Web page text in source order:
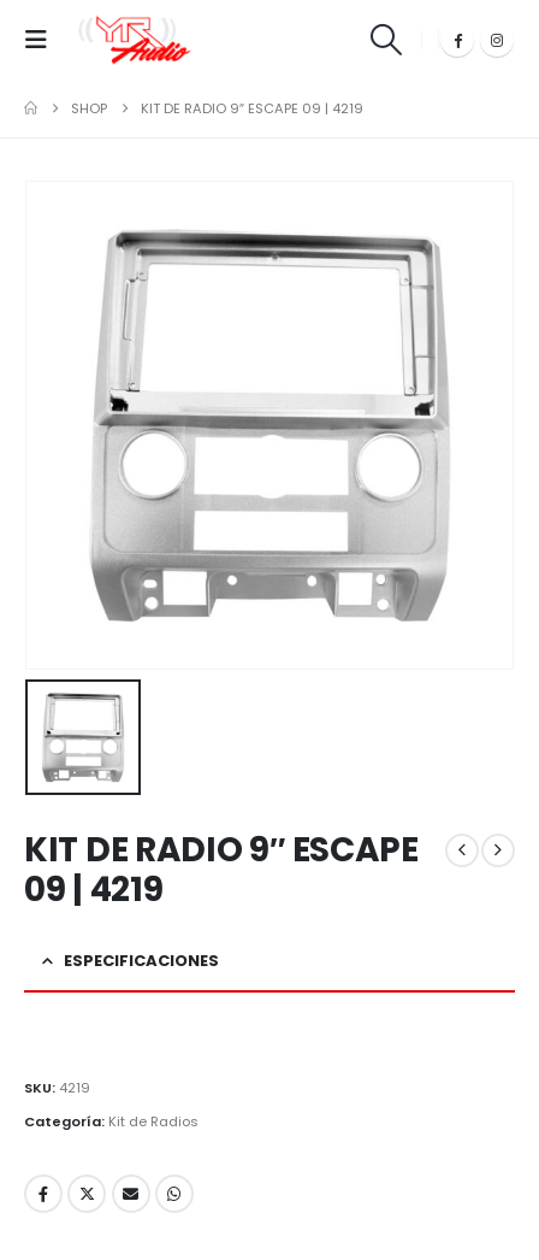
SHOP KIT DE RADIO 9″ ESCAPE 09 | 4219
KIT DE RADIO 9″ ESCAPE
09 | 4219
ESPECIFICACIONES
SKU: 4219
Categoría: Kit de Radios